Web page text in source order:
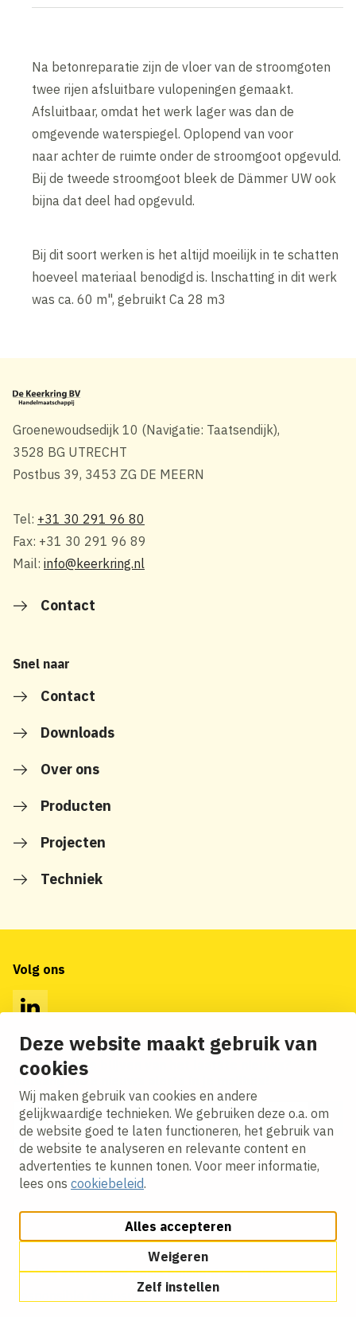
Deze website maakt gebruik van
cookies
Wij maken gebruik van cookies en andere
gelijkwaardige technieken. We gebruiken deze o.a. om
de website goed te laten functioneren, het gebruik van
de website te analyseren en relevante content en
advertenties te kunnen tonen. Voor meer informatie,
lees ons cookiebeleid.
Alles accepteren
Weigeren
Zelf instellen
Na betonreparatie zijn de vloer van de stroomgoten
twee rijen afsluitbare vulopeningen gemaakt.
Afsluitbaar, omdat het werk lager was dan de
omgevende waterspiegel. Oplopend van voor
naar achter de ruimte onder de stroomgoot opgevuld.
Bij de tweede stroomgoot bleek de Dämmer UW ook
bijna dat deel had opgevuld.
Bij dit soort werken is het altijd moeilijk in te schatten
hoeveel materiaal benodigd is. lnschatting in dit werk
was ca. 60 m", gebruikt Ca 28 m3
Groenewoudsedijk 10 (Navigatie: Taatsendijk),
3528 BG UTRECHT
Postbus 39, 3453 ZG DE MEERN
Tel: +31 30 291 96 80
Fax: +31 30 291 96 89
Mail:info@keerkring.nl
Contact
Snel naar
Contact
Downloads
Over ons
Producten
Projecten
Techniek
Volg ons
Op de hoogte blijven van het laatste nieuws?
E-mailadres
Ik ga akkoord met hetprivacy statement.
Cookies aanpassenCookie beleidPrivacy policy
Responsible disclosure